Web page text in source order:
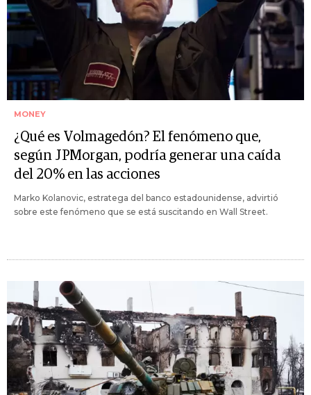
MONEY
¿Qué es Volmagedón? El fenómeno que,
según JPMorgan, podría generar una caída
del 20% en las acciones
Marko Kolanovic, estratega del banco estadounidense, advirtió
sobre este fenómeno que se está suscitando en Wall Street.